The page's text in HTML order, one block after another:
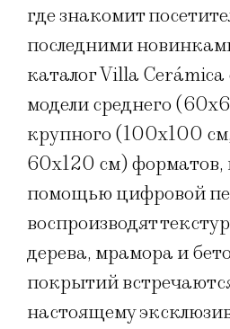
где знакомит
последними
каталог Villa
модели среднего
крупного (100х100
60х120 см) форматов,
помощью цифровой
воспроизводят
дерева, мрамора и
покрытий
настоящему